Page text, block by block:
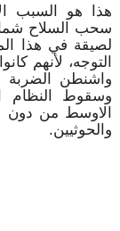
هذا هو السبب
سحب السلاح
لصيقة في هذا
التوجه، لأنهم
واشنطن الضربة
وسقوط النظام
الاوسط من دون
والحوثيين.